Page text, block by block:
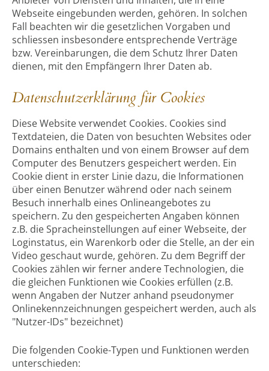
Webseite eingebunden werden, gehören. In solchen
Fall beachten wir die gesetzlichen Vorgaben und
schliessen insbesondere entsprechende Verträge
bzw. Vereinbarungen, die dem Schutz Ihrer Daten
dienen, mit den Empfängern Ihrer Daten ab.
Datenschutzerklärung für Cookies
Diese Website verwendet Cookies. Cookies sind
Textdateien, die Daten von besuchten Websites oder
Domains enthalten und von einem Browser auf dem
Computer des Benutzers gespeichert werden. Ein
Cookie dient in erster Linie dazu, die Informationen
über einen Benutzer während oder nach seinem
Besuch innerhalb eines Onlineangebotes zu
speichern. Zu den gespeicherten Angaben können
z.B. die Spracheinstellungen auf einer Webseite, der
Loginstatus, ein Warenkorb oder die Stelle, an der ein
Video geschaut wurde, gehören. Zu dem Begriff der
Cookies zählen wir ferner andere Technologien, die
die gleichen Funktionen wie Cookies erfüllen (z.B.
wenn Angaben der Nutzer anhand pseudonymer
Onlinekennzeichnungen gespeichert werden, auch als
"Nutzer-IDs" bezeichnet)
Die folgenden Cookie-Typen und Funktionen werden
unterschieden: